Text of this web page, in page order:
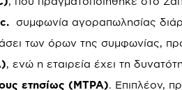
. συμφωνία αγοραπωλησίας
των όρων της συμφωνίας,
, ενώ η εταιρεία έχει τη
ετησίως (MTPA). Επιπλέον,